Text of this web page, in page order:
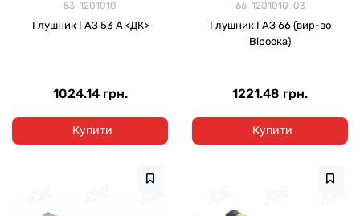
53-1201010
Глушник ГАЗ 53 А <ДК>
1024.14 грн.
Купити
66-1201010-03
Глушник ГАЗ 66 (вир-во
Віроока)
1221.48 грн.
Купити